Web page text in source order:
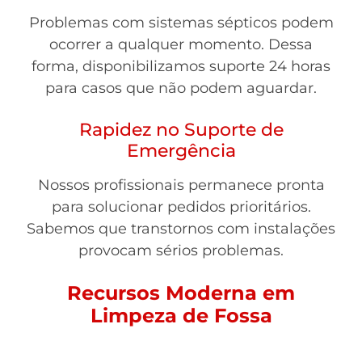
Problemas com sistemas sépticos podem
ocorrer a qualquer momento. Dessa
forma, disponibilizamos suporte 24 horas
para casos que não podem aguardar.
Rapidez no Suporte de
Emergência
Nossos profissionais permanece pronta
para solucionar pedidos prioritários.
Sabemos que transtornos com instalações
provocam sérios problemas.
Recursos Moderna em
Limpeza de Fossa